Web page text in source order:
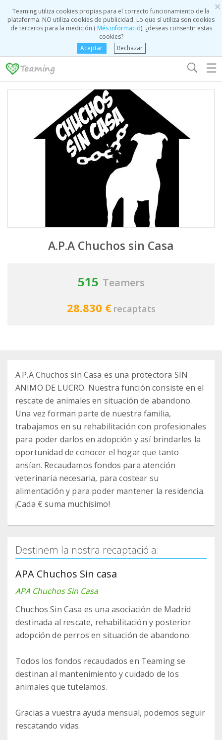
×
Teaming utiliza cookies propias para el correcto funcionamiento de la
plataforma. NO utiliza cookies de publicidad. Lo que sí utiliza son cookies
de terceros para la medición (Més informació), ¿deseas consentir estas
cookies?
Aceptar
Rechazar
☰
A.P.A Chuchos sin Casa
515 Teamers
28.830 € recaptats
A.P.A Chuchos sin Casa es una protectora SIN
ANIMO DE LUCRO. Nuestra función consiste en el
rescate de animales en situación de abandono.
Una vez forman parte de nuestra familia,
trabajamos en su rehabilitación con profesionales
para poder darlos en adopción y así brindarles la
oportunidad de conocer el hogar que tanto
ansían. Recaudamos fondos para atención
veterinaria necesaria, para costear su
alimentación y para poder mantener la residencia.
¡Cada € suma muchísimo!
Destinem la nostra recaptació a:
APA Chuchos Sin casa
APA Chuchos Sin Casa
Chuchos Sin Casa es una asociación de Madrid
destinada al rescate, rehabilitación y posterior
adopción de perros en situación de abandono.
Todos los fondos recaudados en Teaming se
destinan al mantenimiento y cuidado de los
animales que tutelamos.
Gracias a vuestra ayuda mensual, podemos seguir
rescatando vidas.